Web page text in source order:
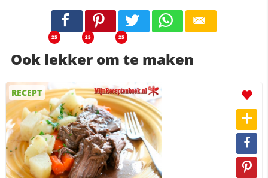
25 25 25
Ook lekker om te maken
RECEPT